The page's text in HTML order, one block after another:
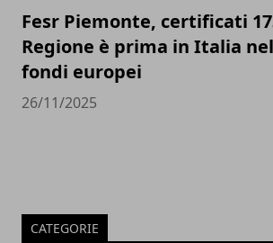
Fesr Piemonte, certificati
Regione è prima in Italia
fondi europei
26/11/2025
CATEGORIE